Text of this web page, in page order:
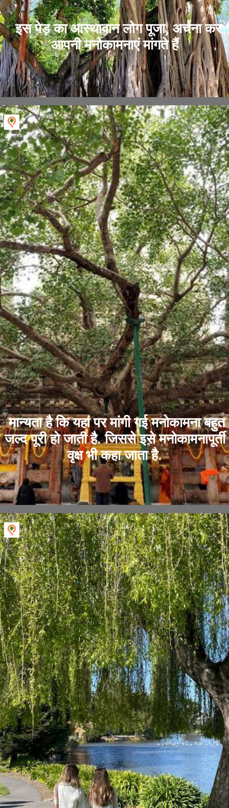
इस पेड़ का आस्थावान लोग पूजा, अर्चना कर
आपनी मनोकामनाएं मांगते हैं
मान्यता है कि यहां पर मांगी गई मनोकामना बहुत
जल्द पूरी हो जाती है. जिससे इसे मनोकामनापूर्ती
वृक्ष भी कहा जाता है.